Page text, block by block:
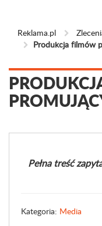
Reklama.pl
Produkcja filmów
Pełna treść
Kategoria: Media